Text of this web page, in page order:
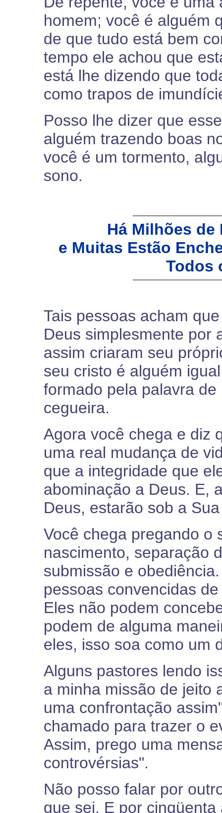
homem; você é alguém
de que tudo está bem
tempo ele achou que
está lhe dizendo que
como trapos de
Posso lhe dizer que
alguém trazendo boas
você é um tormento,
sono.
Há Milhões de
e Muitas Estão
Todos
Tais pessoas acham
Deus simplesmente por
assim criaram seu
seu cristo é alguém
formado pela palavra
cegueira.
Agora você chega e diz
uma real mudança de
que a integridade que
abominação a Deus. E,
Deus, estarão sob a
Você chega pregando o
nascimento, separação
submissão e
pessoas convencidas
Eles não podem
podem de alguma
eles, isso soa como um
Alguns pastores lendo
a minha missão de jeito
uma confrontação
chamado para trazer o
Assim, prego uma
controvérsias".
Não posso falar por
que sei. E por